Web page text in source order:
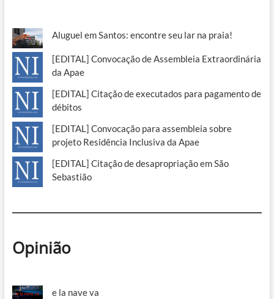
Aluguel em Santos: encontre seu lar na praia!
[EDITAL] Convocação de Assembleia Extraordinária
da Apae
[EDITAL] Citação de executados para pagamento de
débitos
[EDITAL] Convocação para assembleia sobre
projeto Residência Inclusiva da Apae
[EDITAL] Citação de desapropriação em São
Sebastião
Opinião
e la nave va